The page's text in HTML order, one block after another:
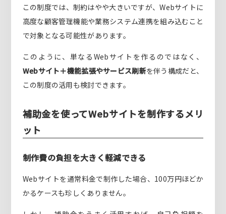
この制度では、制約はやや大きいですが、Webサイトに
高度な顧客管理機能や業務システム連携を組み込むこと
で対象となる可能性があります。
このように、単なるWebサイトを作るのではなく、
Webサイト＋機能拡張やサービス刷新を伴う構成だと、
この制度の活用も検討できます。
補助金を使ってWebサイトを制作するメリ
ット
制作費の負担を大きく軽減できる
Webサイトを通常料金で制作した場合、100万円ほどか
かるケースも珍しくありません。